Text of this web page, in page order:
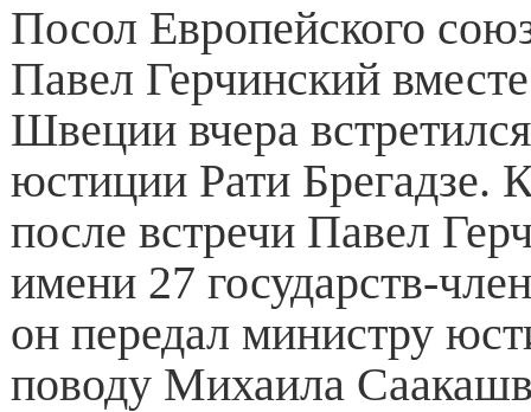
Посол Европейского
Павел Герчинский
Швеции вчера
юстиции Рати Брегадзе.
после встречи Павел
имени 27 государств-
он передал министру
поводу Михаила